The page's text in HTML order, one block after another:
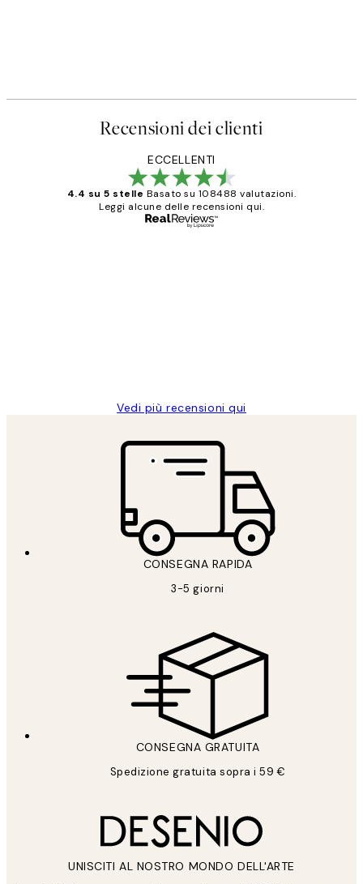
Recensioni dei clienti
ECCELLENTI
4.4 su 5 stelle Basato su 108488 valutazioni.
Leggi alcune delle recensioni qui.
Vedi più recensioni qui
CONSEGNA RAPIDA
3-5 giorni
CONSEGNA GRATUITA
Spedizione gratuita sopra i 59 €
UNISCITI AL NOSTRO MONDO DELL'ARTE